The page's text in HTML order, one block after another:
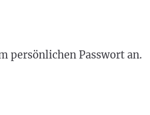
persönlichen Passwort an.